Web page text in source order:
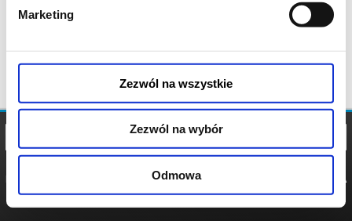
Marketing
Zezwól na wszystkie
Zezwól na wybór
Odmowa
POLITYKA
POLITYKA